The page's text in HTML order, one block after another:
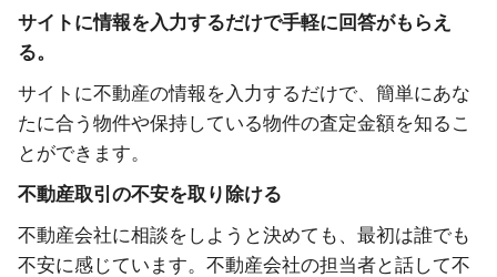
サイトに情報を入力するだけで手軽に回答がもらえ
る。
サイトに不動産の情報を入力するだけで、簡単にあな
たに合う物件や保持している物件の査定金額を知るこ
とができます。
不動産取引の不安を取り除ける
不動産会社に相談をしようと決めても、最初は誰でも
不安に感じています。不動産会社の担当者と話して不